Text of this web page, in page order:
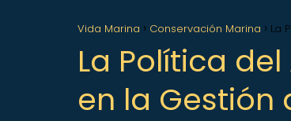
Vida Marina Conservación Marina La
La Política
en la Gestión